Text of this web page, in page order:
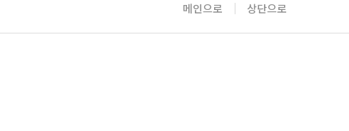
메인으로 | 상단으로